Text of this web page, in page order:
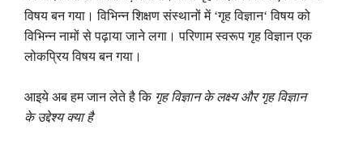
विषय बन गया। विभिन्न शिक्षण संस्थानों में ‘गृह विज्ञान‘विषय को
विभिन्न नामों से पढ़ाया जाने लगा। परिणाम स्वरूप गृह विज्ञान एक
लोकप्रिय विषय बन गया।
आइये अब हम जान लेते है कि गृह विज्ञान के लक्ष्य औरगृह विज्ञान
के उद्देश्य क्या है